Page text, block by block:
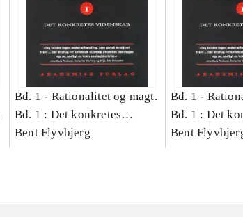
Bd. 1 - Rationalitet og magt.
Bd. 1 : Det konkretes
videnskab
Bent Flyvbjerg
Bd. 1 -
Bd. 1 : Det
videnskab
Bent